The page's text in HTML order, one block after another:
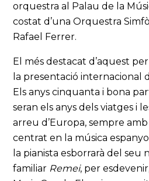
orquestra al Palau de la
costat d’una Orquestra
Rafael Ferrer.
El més destacat d’aquest
la presentació internacional
Els anys cinquanta i bona
seran els anys dels viatges i
arreu d’Europa, sempre
centrat en la música
la pianista esborrarà del seu
familiar Remei, per